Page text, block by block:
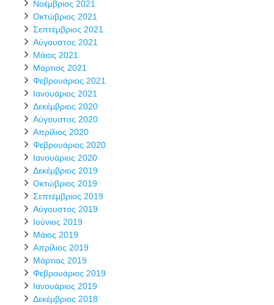
Νοέμβριος 2021
Οκτώβριος 2021
Σεπτέμβριος 2021
Αύγουστος 2021
Μάιος 2021
Μάρτιος 2021
Φεβρουάριος 2021
Ιανουάριος 2021
Δεκέμβριος 2020
Αύγουστος 2020
Απρίλιος 2020
Φεβρουάριος 2020
Ιανουάριος 2020
Δεκέμβριος 2019
Οκτώβριος 2019
Σεπτέμβριος 2019
Αύγουστος 2019
Ιούνιος 2019
Μάιος 2019
Απρίλιος 2019
Μάρτιος 2019
Φεβρουάριος 2019
Ιανουάριος 2019
Δεκέμβριος 2018